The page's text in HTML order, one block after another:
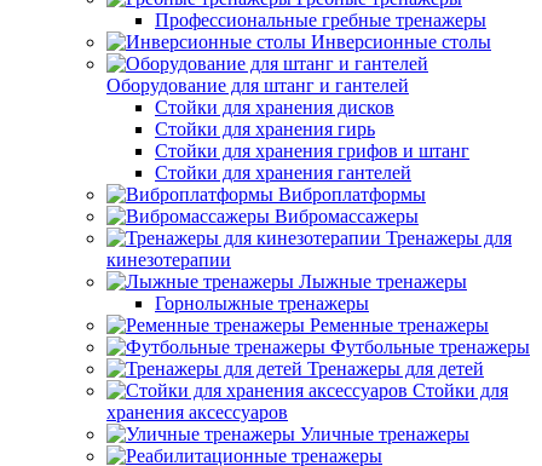
Профессиональные гребные тренажеры
Инверсионные столы
Оборудование для штанг и гантелей
Стойки для хранения дисков
Стойки для хранения гирь
Стойки для хранения грифов и штанг
Стойки для хранения гантелей
Виброплатформы
Вибромассажеры
Тренажеры для
кинезотерапии
Лыжные тренажеры
Горнолыжные тренажеры
Ременные тренажеры
Футбольные тренажеры
Тренажеры для детей
Стойки для
хранения аксессуаров
Уличные тренажеры